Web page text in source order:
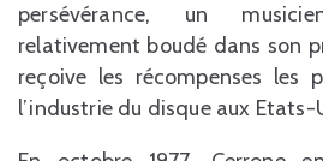
persévérance, un
relativement boudé dans son
reçoive les récompenses les
l’industrie du disque aux Etats-